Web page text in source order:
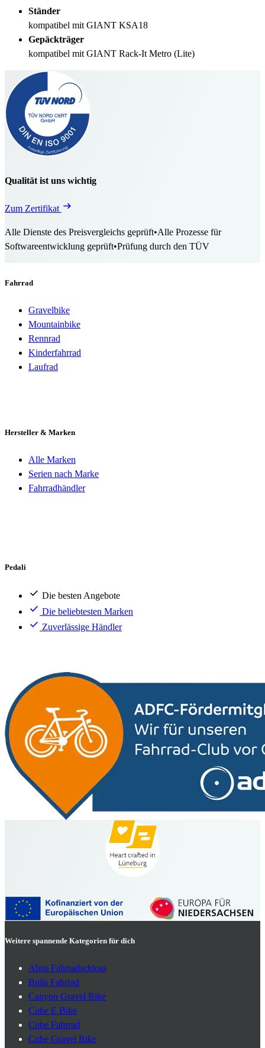
Ständer
kompatibel mit GIANT KSA18
Gepäckträger
kompatibel mit GIANT Rack-It Metro (Lite)
Qualität ist uns wichtig
Zum Zertifikat
Alle Dienste des Preisvergleichs geprüft•Alle Prozesse für
Softwareentwicklung geprüft•Prüfung durch den TÜV
Fahrrad
Gravelbike
Mountainbike
Rennrad
Kinderfahrrad
Laufrad
Hersteller & Marken
Alle Marken
Serien nach Marke
Fahrradhändler
Pedali
Die besten Angebote
Die beliebtesten Marken
Zuverlässige Händler
Weitere spannende Kategorien für dich
Abus Fahrradschloss
Bulls Fahrrad
Canyon Gravel Bike
Cube E Bike
Cube Fahrrad
Cube Gravel Bike